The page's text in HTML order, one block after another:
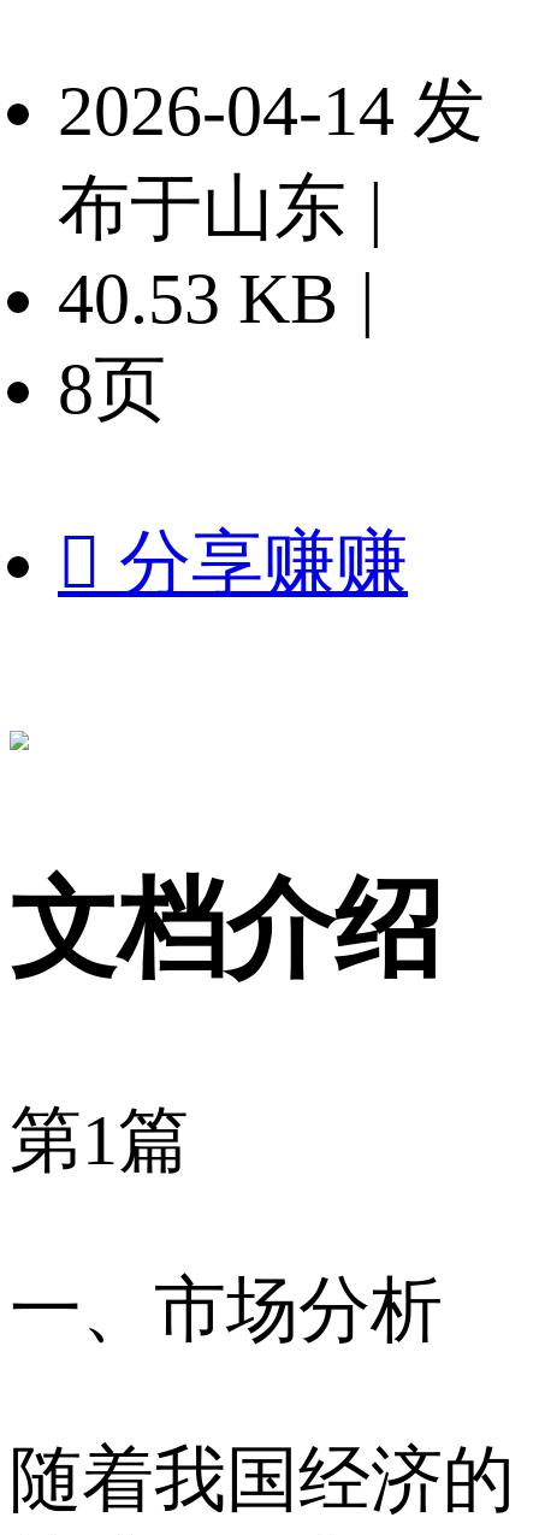
2026-04-14 发
布于山东 |
40.53 KB |
8页
 分享赚赚
文档介绍
第1篇
一、市场分析
随着我国经济的